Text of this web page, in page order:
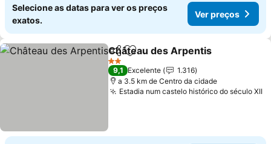
Selecione as datas para ver os preços
exatos.
Ver preços
PartilharAdicionar aos favoritos
Château des Arpentis
2 Estrelas
9,1 Excelente
1.316
a 3.5 km de Centro da cidade
Estadia num castelo histórico do século XII